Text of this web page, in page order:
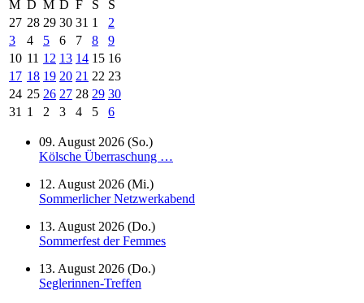
M D M D F S
S
27 28 29 30 31 1
2
3
4 5 6 7 8
9
10 11 12 13 14 15 16
17 18 19 20 21 22 23
24 25 26 27 28 29 30
31 1 2 3 4 5 6
09. August 2026 (So.)
Kölsche Überraschung …
12. August 2026 (Mi.)
Sommerlicher Netzwerkabend
13. August 2026 (Do.)
Sommerfest der Femmes
13. August 2026 (Do.)
Seglerinnen-Treffen